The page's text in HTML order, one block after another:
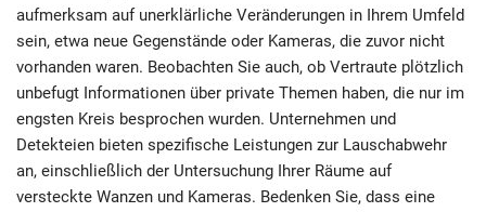
aufmerksam auf unerklärliche Veränderungen in Ihrem Umfeld
sein, etwa neue Gegenstände oder Kameras, die zuvor nicht
vorhanden waren. Beobachten Sie auch, ob Vertraute plötzlich
unbefugt Informationen über private Themen haben, die nur im
engsten Kreis besprochen wurden. Unternehmen und
Detekteien bieten spezifische Leistungen zur Lauschabwehr
an, einschließlich der Untersuchung Ihrer Räume auf
versteckte Wanzen und Kameras. Bedenken Sie, dass eine